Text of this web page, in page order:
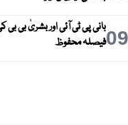
09بانی پی ٹی آئی اور بشریٰ بی
فیصلہ محفوظ